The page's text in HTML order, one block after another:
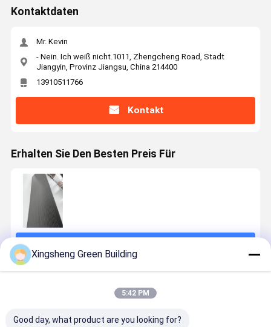
Kontaktdaten
Mr. Kevin
- Nein. Ich weiß nicht.1011, Zhengcheng Road, Stadt
Jiangyin, Provinz Jiangsu, China 214400
13910511766
Kontakt
Erhalten Sie Den Besten Preis Für
Empfohlene Produkte
Xingsheng Green Building
5:42 PM
Good day, what product are you looking for?